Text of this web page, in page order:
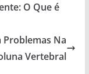
O Que é
Na
Vertebral